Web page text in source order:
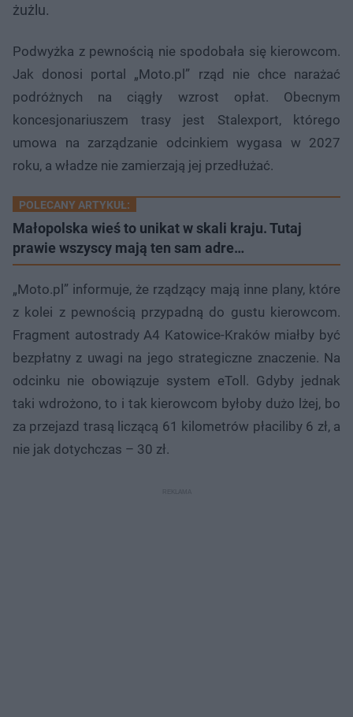
żużlu.
Podwyżka z pewnością nie spodobała się kierowcom.
Jak donosi portal „Moto.pl” rząd nie chce narażać
podróżnych na ciągły wzrost opłat. Obecnym
koncesjonariuszem trasy jest Stalexport, którego
umowa na zarządzanie odcinkiem wygasa w 2027
roku, a władze nie zamierzają jej przedłużać.
POLECANY ARTYKUŁ:
Małopolska wieś to unikat w skali kraju. Tutaj
prawie wszyscy mają ten sam adre…
„Moto.pl” informuje, że rządzący mają inne plany, które
z kolei z pewnością przypadną do gustu kierowcom.
Fragment autostrady A4 Katowice-Kraków miałby być
bezpłatny z uwagi na jego strategiczne znaczenie. Na
odcinku nie obowiązuje system eToll. Gdyby jednak
taki wdrożono, to i tak kierowcom byłoby dużo lżej, bo
za przejazd trasą liczącą 61 kilometrów płaciliby 6 zł, a
nie jak dotychczas – 30 zł.